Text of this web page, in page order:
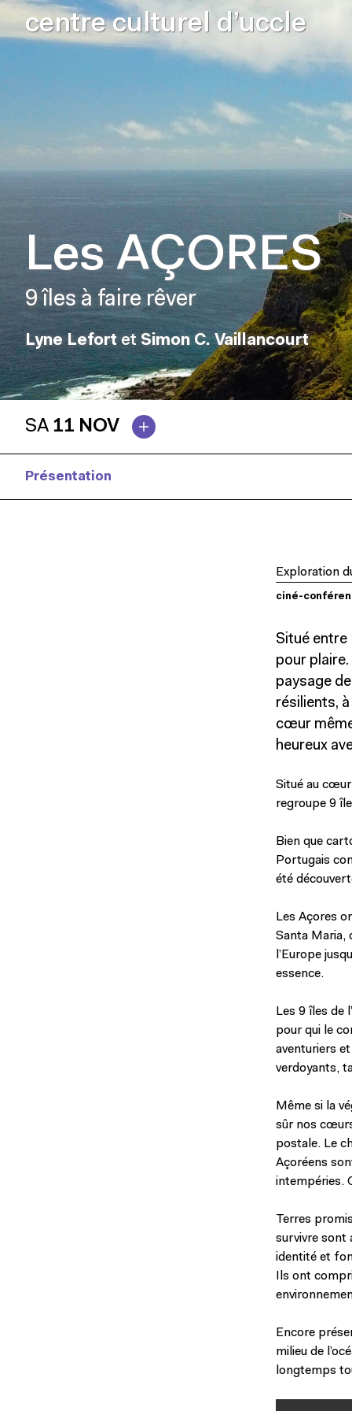
centre culturel d’uccle
Les AÇORES
9 îles à faire rêver
Lyne Lefortet Simon C. Vaillancourt
SA 11 NOV
Présentation
Exploration
ciné-
Situé entre
pour plaire.
paysage
résilients,
cœur
heureux
Situé au cœur
regroupe 9
Bien que
Portugais
été
Les Açores
Santa Maria,
l’Europe
essence.
Les 9 îles de
pour qui le
aventuriers
verdoyants,
Même si la
sûr nos
postale. Le
Açoréens
intempéries.
Terres
survivre sont
identité et
Ils ont
Encore
milieu de
longtemps